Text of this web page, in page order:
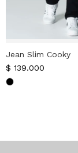
Jean Slim Cooky
$ 139.000